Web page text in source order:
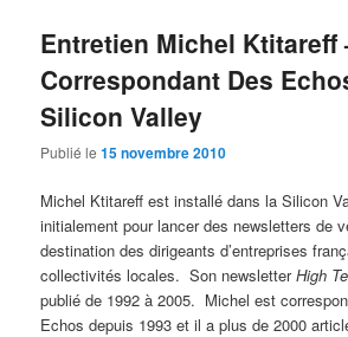
Entretien Michel Ktitareff
Correspondant Des
Silicon Valley
Publié le15 novembre 2010
Michel Ktitareff est installé dans la Silicon
initialement pour lancer des newsletters de
destination des dirigeants d’entreprises
collectivités locales. Son newsletterHigh
publié de 1992 à 2005. Michel est
Echos depuis 1993 et il a plus de 2000